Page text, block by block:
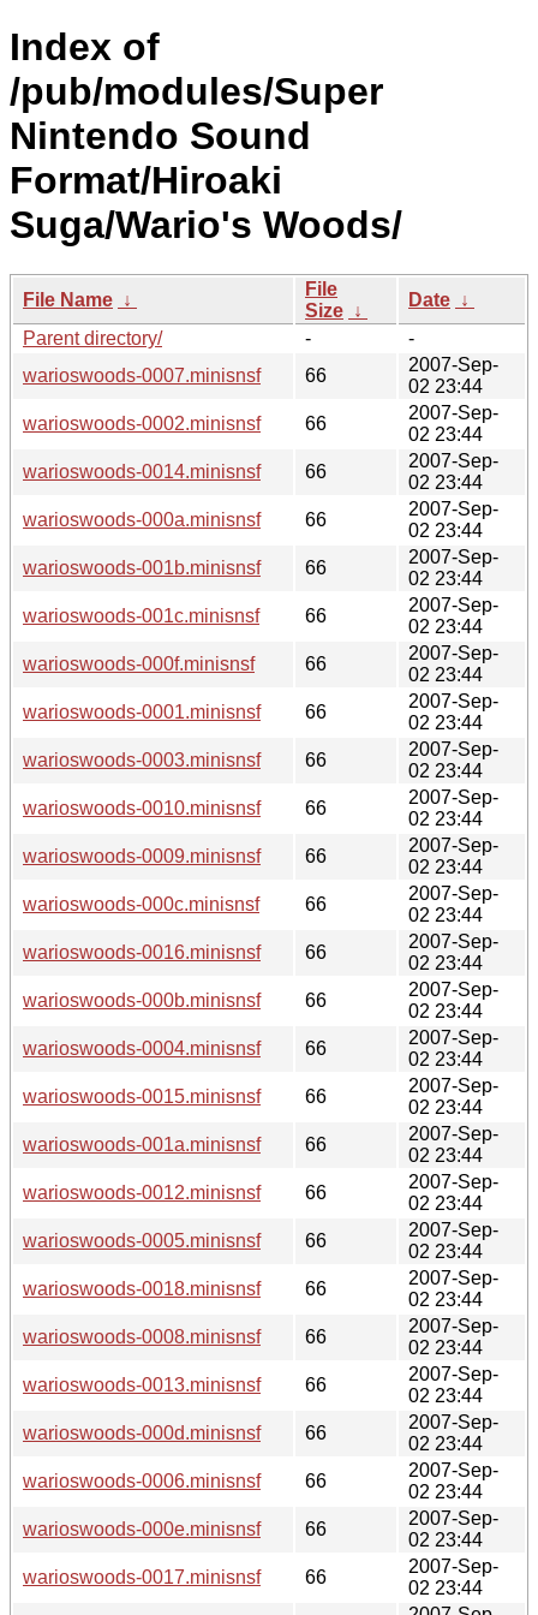
Index of
/pub/modules/Super
Nintendo Sound
Format/Hiroaki
Suga/Wario's Woods/
File Name ↓
File
Size ↓
Date ↓
Parent directory/
-
-
warioswoods-0007.minisnsf
66
2007-Sep-
02 23:44
warioswoods-0002.minisnsf
66
2007-Sep-
02 23:44
warioswoods-0014.minisnsf
66
2007-Sep-
02 23:44
warioswoods-000a.minisnsf
66
2007-Sep-
02 23:44
warioswoods-001b.minisnsf
66
2007-Sep-
02 23:44
warioswoods-001c.minisnsf
66
2007-Sep-
02 23:44
warioswoods-000f.minisnsf
66
2007-Sep-
02 23:44
warioswoods-0001.minisnsf
66
2007-Sep-
02 23:44
warioswoods-0003.minisnsf
66
2007-Sep-
02 23:44
warioswoods-0010.minisnsf
66
2007-Sep-
02 23:44
warioswoods-0009.minisnsf
66
2007-Sep-
02 23:44
warioswoods-000c.minisnsf
66
2007-Sep-
02 23:44
warioswoods-0016.minisnsf
66
2007-Sep-
02 23:44
warioswoods-000b.minisnsf
66
2007-Sep-
02 23:44
warioswoods-0004.minisnsf
66
2007-Sep-
02 23:44
warioswoods-0015.minisnsf
66
2007-Sep-
02 23:44
warioswoods-001a.minisnsf
66
2007-Sep-
02 23:44
warioswoods-0012.minisnsf
66
2007-Sep-
02 23:44
warioswoods-0005.minisnsf
66
2007-Sep-
02 23:44
warioswoods-0018.minisnsf
66
2007-Sep-
02 23:44
warioswoods-0008.minisnsf
66
2007-Sep-
02 23:44
warioswoods-0013.minisnsf
66
2007-Sep-
02 23:44
warioswoods-000d.minisnsf
66
2007-Sep-
02 23:44
warioswoods-0006.minisnsf
66
2007-Sep-
02 23:44
warioswoods-000e.minisnsf
66
2007-Sep-
02 23:44
warioswoods-0017.minisnsf
66
2007-Sep-
02 23:44